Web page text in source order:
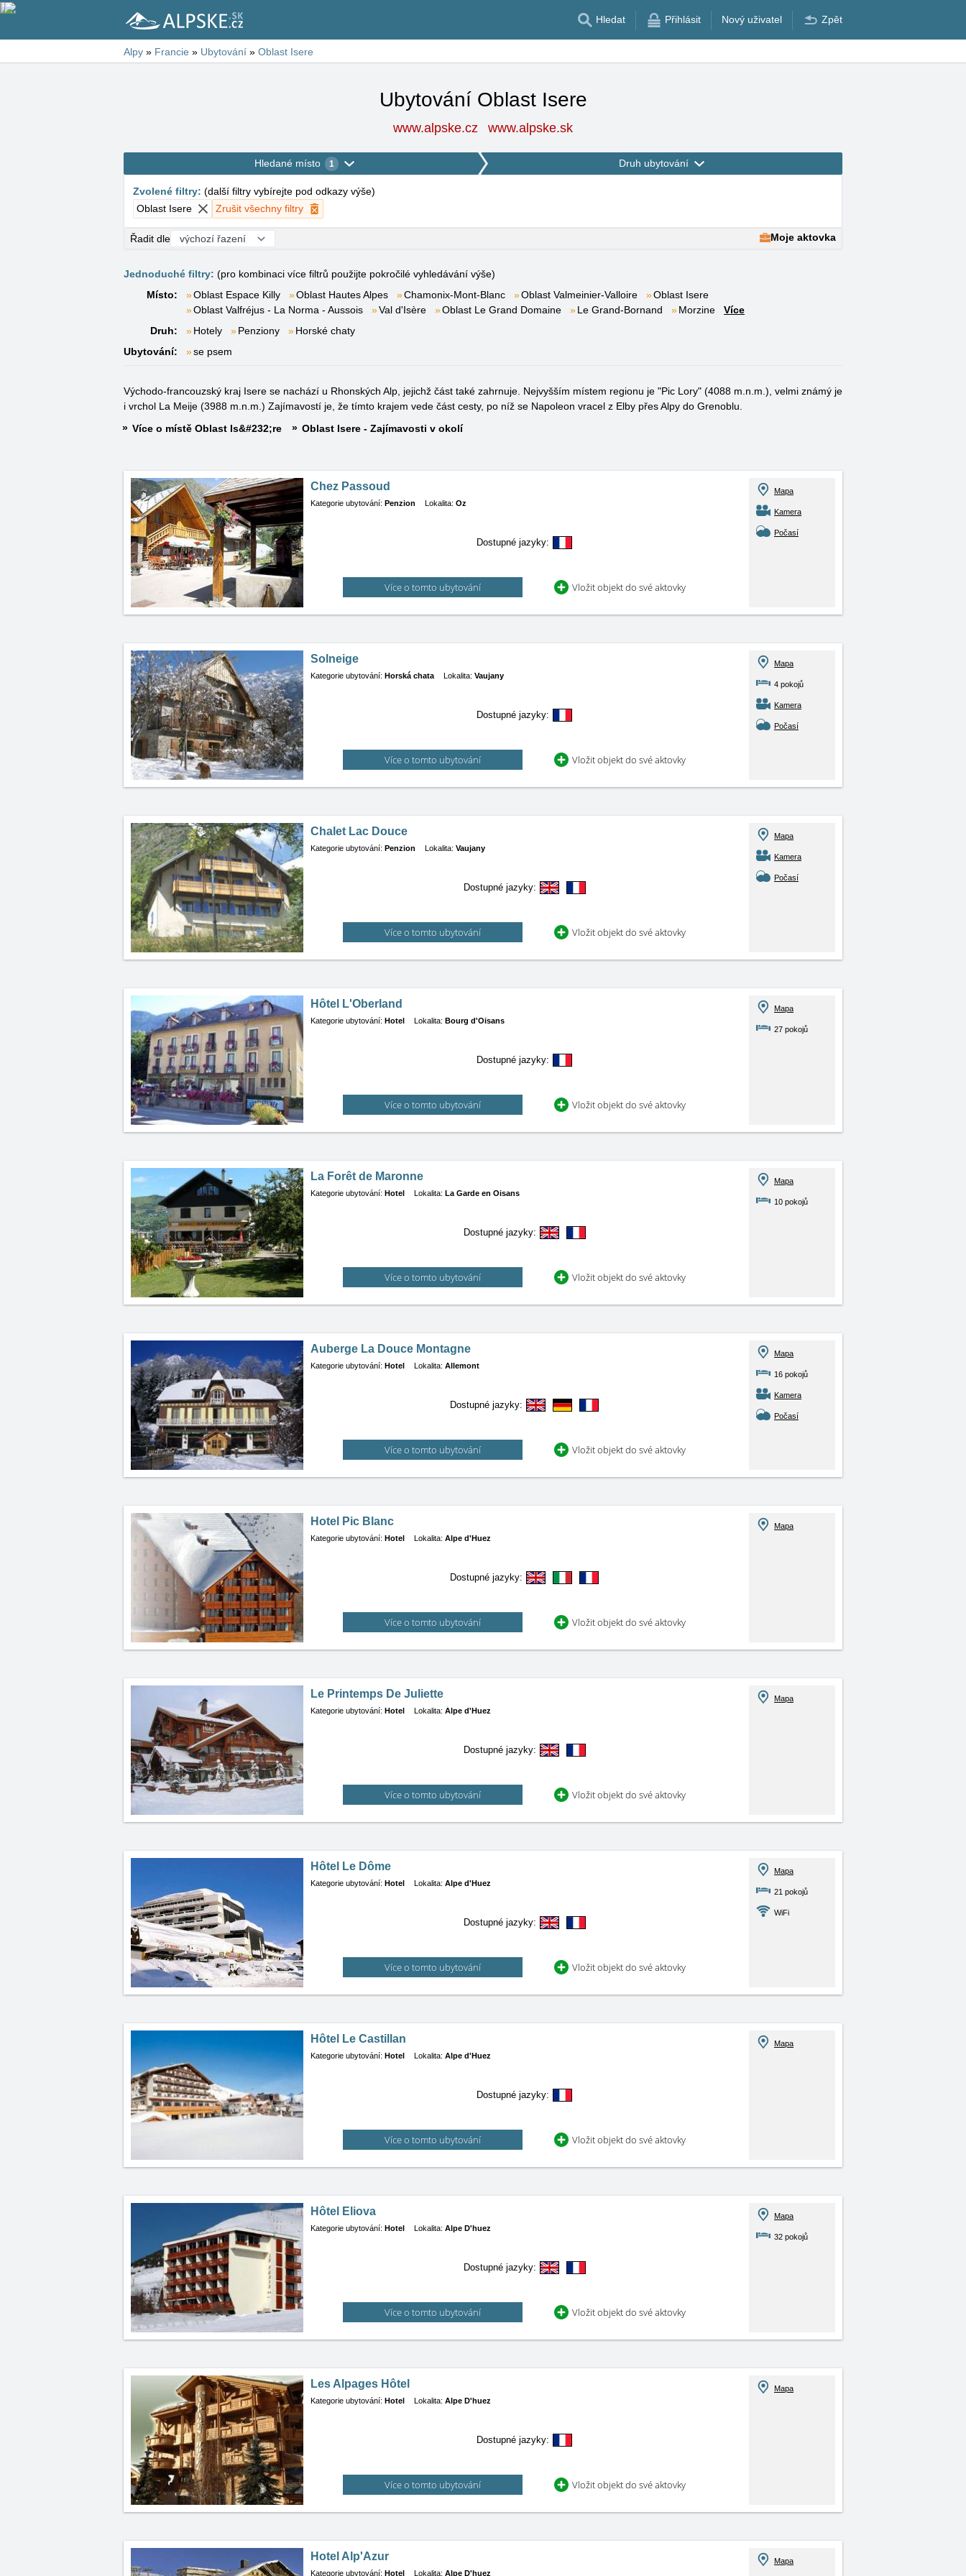
Hledat Přihlásit Nový uživatel Zpět
Alpy » Francie » Ubytování » Oblast Isere
Ubytování Oblast Isere
www.alpske.cz www.alpske.sk
Hledané místo 1 Druh ubytování
Zvolené filtry: (další filtry vybírejte pod odkazy výše)
Oblast Isere
Zrušit všechny filtry
Řadit dle Moje aktovka
Jednoduché filtry: (pro kombinaci více filtrů použijte pokročilé vyhledávání výše)
Místo:
Oblast Espace Killy Oblast Hautes Alpes Chamonix-Mont-Blanc Oblast Valmeinier-Valloire
Oblast Isere
Oblast Valfréjus - La Norma - Aussois
Val d'Isère Oblast Le Grand Domaine Le Grand-Bornand Morzine
Více
Druh:
Hotely Penziony
Horské chaty
Ubytování:
se psem
Východo-francouzský kraj Isere se nachází u Rhonských Alp, jejichž část také zahrnuje. Nejvyšším místem regionu je "Pic Lory" (4088 m.n.m.), velmi známý je
i vrchol La Meije (3988 m.n.m.) Zajímavostí je, že tímto krajem vede část cesty, po níž se Napoleon vracel z Elby přes Alpy do Grenoblu.
Více o místě Oblast Is&#232;re
Oblast Isere - Zajímavosti v okolí
Chez Passoud
Kategorie ubytování: Penzion Lokalita: Oz
Dostupné jazyky:
Více o tomto ubytování Vložit objekt do své aktovky
Mapa
Kamera
Počasí
Solneige
Kategorie ubytování: Horská chata Lokalita: Vaujany
Dostupné jazyky:
Více o tomto ubytování Vložit objekt do své aktovky
Mapa
4 pokojů
Kamera
Počasí
Chalet Lac Douce
Kategorie ubytování: Penzion Lokalita: Vaujany
Dostupné jazyky:
Více o tomto ubytování Vložit objekt do své aktovky
Mapa
Kamera
Počasí
Hôtel L'Oberland
Kategorie ubytování: Hotel Lokalita: Bourg d'Oisans
Dostupné jazyky:
Více o tomto ubytování Vložit objekt do své aktovky
Mapa
27 pokojů
La Forêt de Maronne
Kategorie ubytování: Hotel Lokalita: La Garde en Oisans
Dostupné jazyky:
Více o tomto ubytování Vložit objekt do své aktovky
Mapa
10 pokojů
Auberge La Douce Montagne
Kategorie ubytování: Hotel Lokalita: Allemont
Dostupné jazyky:
Více o tomto ubytování Vložit objekt do své aktovky
Mapa
16 pokojů
Kamera
Počasí
Hotel Pic Blanc
Kategorie ubytování: Hotel Lokalita: Alpe d'Huez
Dostupné jazyky:
Více o tomto ubytování Vložit objekt do své aktovky
Mapa
Le Printemps De Juliette
Kategorie ubytování: Hotel Lokalita: Alpe d'Huez
Dostupné jazyky:
Více o tomto ubytování Vložit objekt do své aktovky
Mapa
Hôtel Le Dôme
Kategorie ubytování: Hotel Lokalita: Alpe d'Huez
Dostupné jazyky:
Více o tomto ubytování Vložit objekt do své aktovky
Mapa
21 pokojů
WiFi
Hôtel Le Castillan
Kategorie ubytování: Hotel Lokalita: Alpe d'Huez
Dostupné jazyky:
Více o tomto ubytování Vložit objekt do své aktovky
Mapa
Hôtel Eliova
Kategorie ubytování: Hotel Lokalita: Alpe D'huez
Dostupné jazyky:
Více o tomto ubytování Vložit objekt do své aktovky
Mapa
32 pokojů
Les Alpages Hôtel
Kategorie ubytování: Hotel Lokalita: Alpe D'huez
Dostupné jazyky:
Více o tomto ubytování Vložit objekt do své aktovky
Mapa
Hotel Alp'Azur
Kategorie ubytování: Hotel Lokalita: Alpe D'huez
Mapa